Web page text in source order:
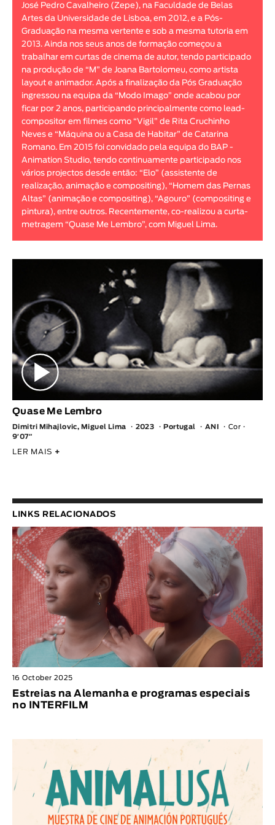
Animar
< / >
GÉNERO
Ficção
Animação
Documentário
José Pedro Cavalheiro (Zepe), na Faculdade de Belas
Artes da Universidade de Lisboa, em 2012, e a Pós-
Graduação na mesma vertente e sob a mesma tutoria em
2013. Ainda nos seus anos de formação começou a
trabalhar em curtas de cinema de autor, tendo participado
na produção de “M” de Joana Bartolomeu, como artista
layout e animador. Após a finalização da Pós Graduação
ingressou na equipa da “Modo Imago” onde acabou por
ficar por 2 anos, participando principalmente como lead-
compositor em filmes como “Vigil” de Rita Cruchinho
Neves e “Máquina ou a Casa de Habitar” de Catarina
Romano. Em 2015 foi convidado pela equipa do BAP -
Animation Studio, tendo continuamente participado nos
vários projectos desde então: “Elo” (assistente de
realização, animação e compositing), “Homem das Pernas
Altas” (animação e compositing), “Agouro” (compositing e
pintura), entre outros. Recentemente, co-realizou a curta-
metragem “Quase Me Lembro”, com Miguel Lima.
Quase Me Lembro
Dimitri Mihajlovic, Miguel Lima 2023 Portugal ANI
Cor
9′07″
LER MAIS +
LINKS RELACIONADOS
16 October 2025
Estreias na Alemanha e programas especiais
no INTERFILM